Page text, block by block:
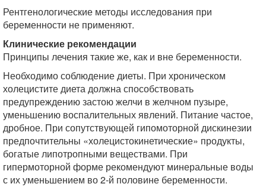
Рентгенологические методы исследования при
беременности не применяют.
Клинические рекомендации
Принципы лечения такие же, как и вне беременности.
Необходимо соблюдение диеты. При хроническом
холецистите диета должна способствовать
предупреждению застою желчи в желчном пузыре,
уменьшению воспалительных явлений. Питание частое,
дробное. При сопутствующей гипомоторной дискинезии
предпочтительны «холецистокинетические» продукты,
богатые липотропными веществами. При
гипермоторной форме рекомендуют минеральные воды
с их уменьшением во 2-й половине беременности.